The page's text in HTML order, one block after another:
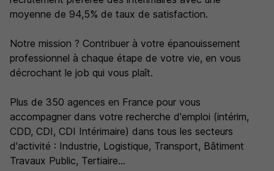
moyenne de 94,5% de taux de satisfaction.
Notre mission ? Contribuer à votre épanouissement
professionnel à chaque étape de votre vie, en vous
décrochant le job qui vous plaît.
Plus de 350 agences en France pour vous
accompagner dans votre recherche d'emploi (intérim,
CDD, CDI, CDI Intérimaire) dans tous les secteurs
d'activité : Industrie, Logistique, Transport, Bâtiment
Travaux Public, Tertiaire...